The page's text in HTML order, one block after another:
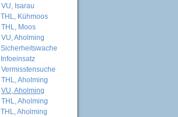
VU, Isarau
THL, Kühmoos
THL, Moos
VU, Aholming
Sicherheitswache
Infoeinsatz
Vermisstensuche
THL, Aholming
VU, Aholming
THL, Aholming
THL, Aholming